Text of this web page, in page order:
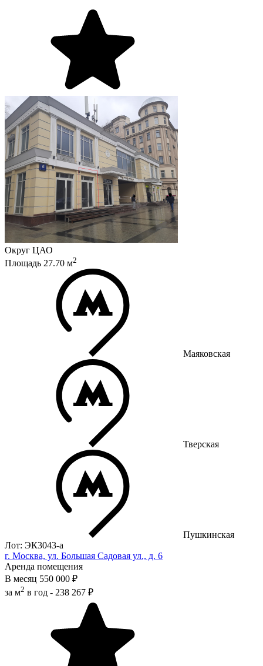
Округ ЦАО
Площадь 27.70 м2
Маяковская
Тверская
Пушкинская
Лот: ЭК3043-a
г. Москва, ул. Большая Садовая ул., д. 6
Аренда помещения
В месяц 550 000 ₽
за м2 в год - 238 267 ₽